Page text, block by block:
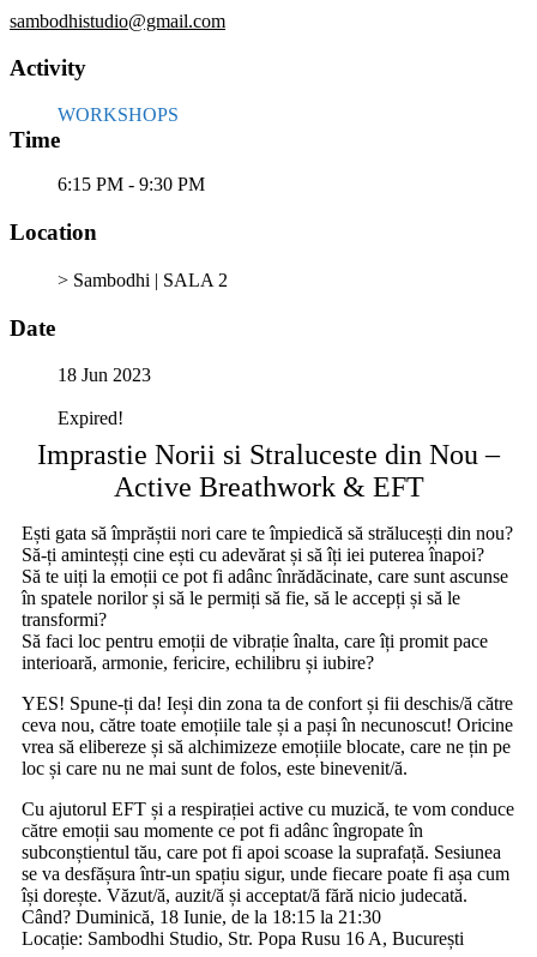
sambodhistudio@gmail.com
Activity
WORKSHOPS
Time
6:15 PM - 9:30 PM
Location
> Sambodhi | SALA 2
Date
18 Jun 2023
Expired!
Imprastie Norii si Straluceste din Nou –
Active Breathwork & EFT
Ești gata să împrăștii nori care te împiedică să străluceșți din nou?
Să-ți aminteșți cine ești cu adevărat și să îți iei puterea înapoi?
Să te uiți la emoții ce pot fi adânc înrădăcinate, care sunt ascunse
în spatele norilor și să le permiți să fie, să le accepți și să le
transformi?
Să faci loc pentru emoții de vibrație înalta, care îți promit pace
interioară, armonie, fericire, echilibru și iubire?
YES! Spune-ți da! Ieși din zona ta de confort și fii deschis/ă către
ceva nou, către toate emoțiile tale și a pași în necunoscut! Oricine
vrea să elibereze și să alchimizeze emoțiile blocate, care ne țin pe
loc și care nu ne mai sunt de folos, este binevenit/ă.
Cu ajutorul EFT și a respirației active cu muzică, te vom conduce
către emoții sau momente ce pot fi adânc îngropate în
subconștientul tău, care pot fi apoi scoase la suprafață. Sesiunea
se va desfășura într-un spațiu sigur, unde fiecare poate fi așa cum
își dorește. Văzut/ă, auzit/ă și acceptat/ă fără nicio judecată.
Când? Duminică, 18 Iunie, de la 18:15 la 21:30
Locație: Sambodhi Studio, Str. Popa Rusu 16 A, București